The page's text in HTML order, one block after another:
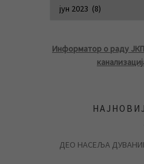
Информатор о раду
ДЕО НАСЕЉА